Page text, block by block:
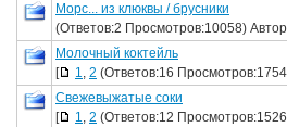
Морс... из клюквы / брусники
(Ответов:2 Просмотров:10058)
Молочный коктейль
[
1, 2 (Ответов:16
Свежевыжатые соки
[
1, 2 (Ответов:12